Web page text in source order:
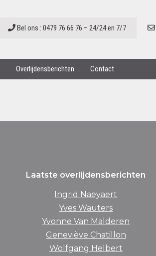
Bel ons : 0479 76 66 76 – 24/24 en 7/7
Overlijdensberichten Contact
Laatste overlijdensberichten
Ingrid Naeyaert
Yves Wauters
Yvonne Van Malderen
Geneviève Chatillon
Wolfgang Helbert